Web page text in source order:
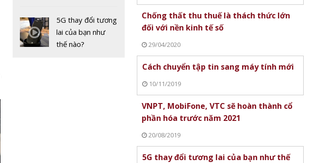
'Eternals' thống
lĩnh phòng vé tại
Bắc Mỹ
sót qua mùa hè
nóng nực
5G thay đổi tương
lai của bạn như
thế nào?
Chống thất thu thuế là thách thức lớn
đối với nền kinh tế số
29/04/2020
Cách chuyển tập tin sang máy tính mới
10/11/2019
VNPT, MobiFone, VTC sẽ hoàn thành cổ
phần hóa trước năm 2021
20/08/2019
5G thay đổi tương lai của bạn như thế